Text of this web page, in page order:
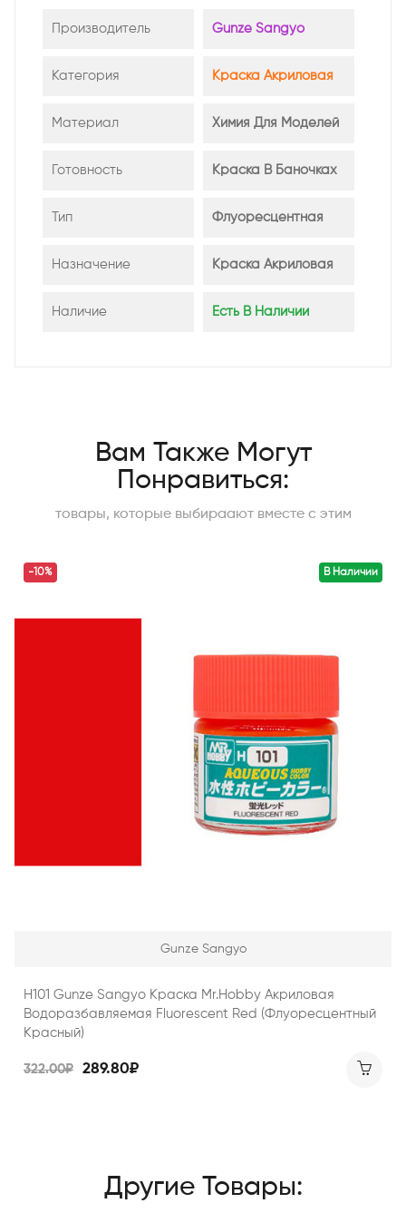
Производитель Gunze Sangyo
Категория Краска Акриловая
Материал Химия Для Моделей
Готовность Краска В Баночках
Тип Флуоресцентная
Назначение Краска Акриловая
Наличие Есть В Наличии
Вам Также Могут
Понравиться:
товары, которые выбираают вместе с этим
В Наличии
-10%
Gunze Sangyo
H101 Gunze Sangyo Краска Mr.Hobby Акриловая
Водоразбавляемая Fluorescent Red (флуоресцентный
Красный)
322.00₽ 289.80₽
Другие Товары: